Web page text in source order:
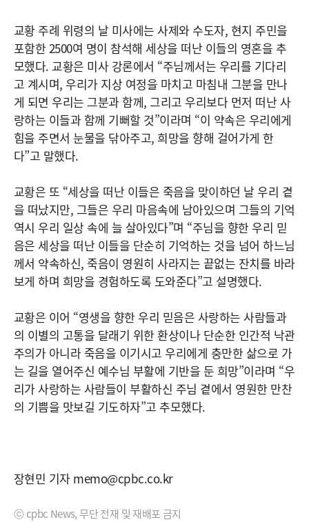
교황 주례 위령의 날 미사에는 사제와 수도자, 현지 주민을
포함한 2500여 명이 참석해 세상을 떠난 이들의 영혼을 추
모했다. 교황은 미사 강론에서 “주님께서는 우리를 기다리
고 계시며, 우리가 지상 여정을 마치고 마침내 그분을 만나
게 되면 우리는 그분과 함께, 그리고 우리보다 먼저 떠난 사
랑하는 이들과 함께 기뻐할 것”이라며 “이 약속은 우리에게
힘을 주면서 눈물을 닦아주고, 희망을 향해 걸어가게 한
다”고 말했다.
교황은 또 “세상을 떠난 이들은 죽음을 맞이하던 날 우리 곁
을 떠났지만, 그들은 우리 마음속에 남아있으며 그들의 기억
역시 우리 일상 속에 늘 살아있다”며 “주님을 향한 우리 믿
음은 세상을 떠난 이들을 단순히 기억하는 것을 넘어 하느님
께서 약속하신, 죽음이 영원히 사라지는 끝없는 잔치를 바라
보게 하며 희망을 경험하도록 도와준다”고 설명했다.
교황은 이어 “영생을 향한 우리 믿음은 사랑하는 사람들과
의 이별의 고통을 달래기 위한 환상이나 단순한 인간적 낙관
주의가 아니라 죽음을 이기시고 우리에게 충만한 삶으로 가
는 길을 열어주신 예수님 부활에 기반을 둔 희망”이라며 “우
리가 사랑하는 사람들이 부활하신 주님 곁에서 영원한 만찬
의 기쁨을 맛보길 기도하자”고 추모했다.
장현민 기자 memo@cpbc.co.kr
ⓒ cpbc News, 무단 전재 및 재배포 금지